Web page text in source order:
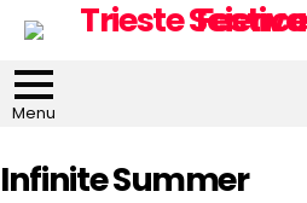
Menu
Infinite Summer